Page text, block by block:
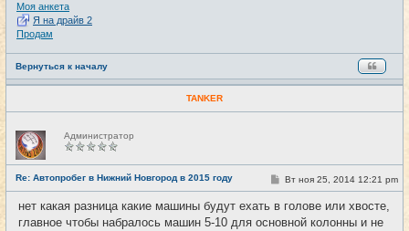
Моя анкета
Я на драйв 2
Продам
Вернуться к началу
TANKER
Н
е
в
с
е
т
и
Администратор
Re: Автопробег в Нижний Новгород в 2015 году #22
С
о
б
щ
Вт ноя 25, 2014 12:21 pm
нет какая разница какие машины будут ехать в голове или хвосте,
главное чтобы набралось машин 5-10 для основной колонны и не